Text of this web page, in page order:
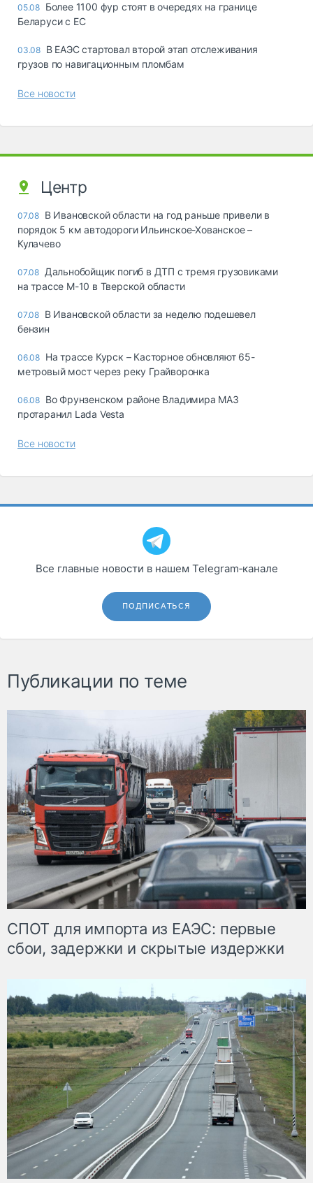
05.08 Более 1100 фур стоят в очередях на границе
Беларуси с ЕС
03.08 В ЕАЭС стартовал второй этап отслеживания
грузов по навигационным пломбам
Все новости
Центр
07.08 В Ивановской области на год раньше привели в
порядок 5 км автодороги Ильинское-Хованское –
Кулачево
07.08 Дальнобойщик погиб в ДТП с тремя грузовиками
на трассе М-10 в Тверской области
07.08 В Ивановской области за неделю подешевел
бензин
06.08 На трассе Курск – Касторное обновляют 65-
метровый мост через реку Грайворонка
06.08 Во Фрунзенском районе Владимира МАЗ
протаранил Lada Vesta
Все новости
Все главные новости в нашем Telegram‑канале
ПОДПИСАТЬСЯ
Публикации по теме
СПОТ для импорта из ЕАЭС: первые
сбои, задержки и скрытые издержки